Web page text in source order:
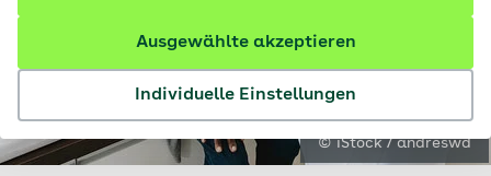
Individuelle Einstellungen
Ausgewählte akzeptieren
© iStock / andreswd